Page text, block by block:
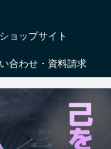
ショップサイト
合わせ・資料請求